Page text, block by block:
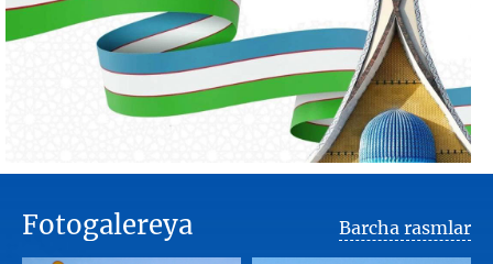
Fotogalereya Barcha rasmlar